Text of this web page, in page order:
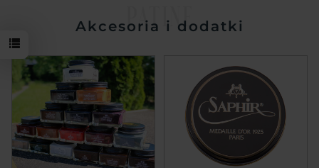
PATINE
Akcesoria i dodatki